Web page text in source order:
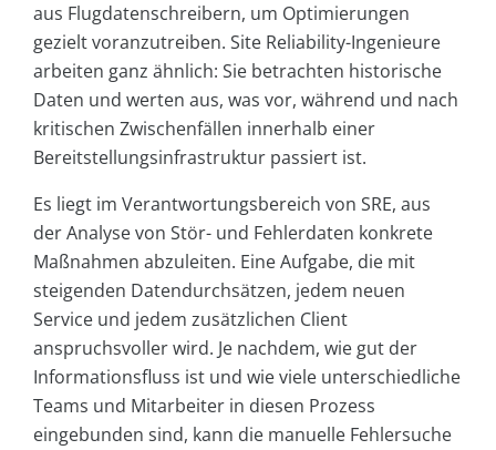
aus Flugdatenschreibern, um Optimierungen
gezielt voranzutreiben. Site Reliability-Ingenieure
arbeiten ganz ähnlich: Sie betrachten historische
Daten und werten aus, was vor, während und nach
kritischen Zwischenfällen innerhalb einer
Bereitstellungsinfrastruktur passiert ist.
Es liegt im Verantwortungsbereich von SRE, aus
der Analyse von Stör- und Fehlerdaten konkrete
Maßnahmen abzuleiten. Eine Aufgabe, die mit
steigenden Datendurchsätzen, jedem neuen
Service und jedem zusätzlichen Client
anspruchsvoller wird. Je nachdem, wie gut der
Informationsfluss ist und wie viele unterschiedliche
Teams und Mitarbeiter in diesen Prozess
eingebunden sind, kann die manuelle Fehlersuche